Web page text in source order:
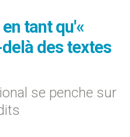
tant qu'«
des textes
se penche sur